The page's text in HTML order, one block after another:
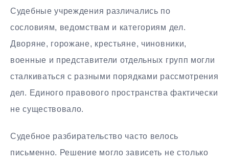
Судебные учреждения различались по
сословиям, ведомствам и категориям дел.
Дворяне, горожане, крестьяне, чиновники,
военные и представители отдельных групп могли
сталкиваться с разными порядками рассмотрения
дел. Единого правового пространства фактически
не существовало.
Судебное разбирательство часто велось
письменно. Решение могло зависеть не столько